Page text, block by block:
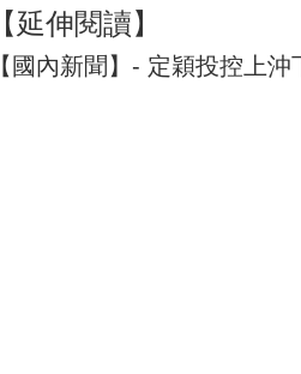
【延伸閱讀】
【國內新聞】- 定穎投控上